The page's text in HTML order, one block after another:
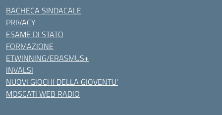
BACHECA SINDACALE
PRIVACY
ESAME DI STATO
FORMAZIONE
ETWINNING/ERASMUS+
INVALSI
NUOVI GIOCHI DELLA GIOVENTU’
MOSCATI WEB RADIO